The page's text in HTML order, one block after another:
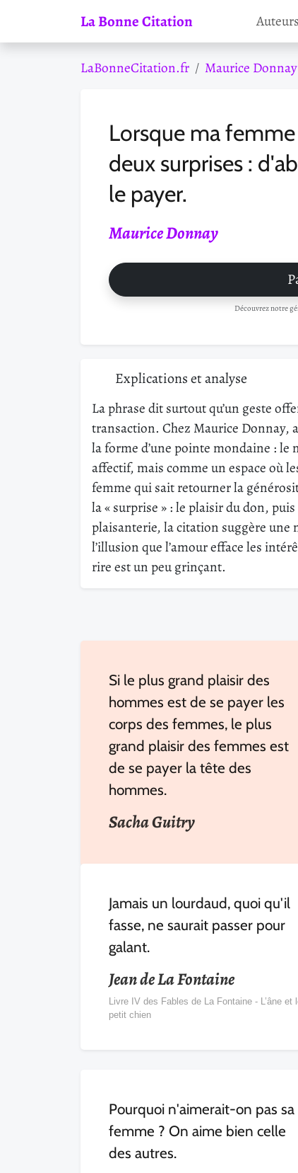
La Bonne Citation Auteurs
LaBonneCitation.fr Maurice Donnay
Lorsque ma
deux surprises :
le payer.
Maurice Donnay
Découvrez notre
Explications et analyse
La phrase dit surtout qu’un geste
transaction. Chez Maurice Donnay,
la forme d’une pointe mondaine : le
affectif, mais comme un espace où
femme qui sait retourner la
la « surprise » : le plaisir du don,
plaisanterie, la citation suggère une
l’illusion que l’amour efface les
rire est un peu grinçant.
Si le plus grand plaisir des
hommes est de se payer les
corps des femmes, le plus
grand plaisir des femmes est
de se payer la tête des
hommes.
Sacha Guitry
Jamais un lourdaud, quoi qu'il
fasse, ne saurait passer pour
galant.
Jean de La Fontaine
Livre IV des Fables de La Fontaine - L’âne et
petit chien
Pourquoi n'aimerait-on pas sa
femme ? On aime bien celle
des autres.